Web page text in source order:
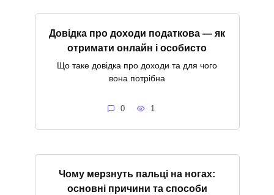
Довідка про доходи податкова — як
отримати онлайн і особисто
Що таке довідка про доходи та для чого
вона потрібна
0 1
Чому мерзнуть пальці на ногах:
основні причини та способи